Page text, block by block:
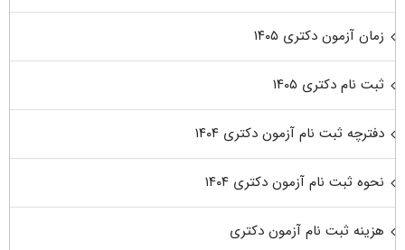
زمان آزمون دکتری ۱۴۰۵
ثبت نام دکتری ۱۴۰۵
دفترچه ثبت نام آزمون دکتری ۱۴۰۴
نحوه ثبت نام آزمون دکتری ۱۴۰۴
هزینه ثبت نام آزمون دکتری